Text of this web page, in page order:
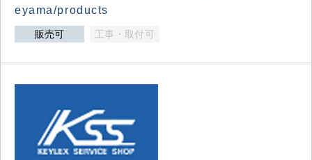
eyama/products
販売可 工事・取付可